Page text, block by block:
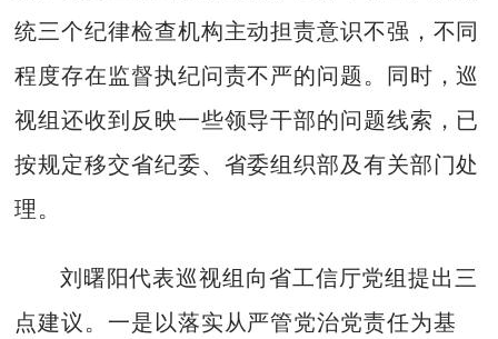
统三个纪律检查机构主动担责意识不强，不同
程度存在监督执纪问责不严的问题。同时，巡
视组还收到反映一些领导干部的问题线索，已
按规定移交省纪委、省委组织部及有关部门处
理。
刘曙阳代表巡视组向省工信厅党组提出三
点建议。一是以落实从严管党治党责任为基